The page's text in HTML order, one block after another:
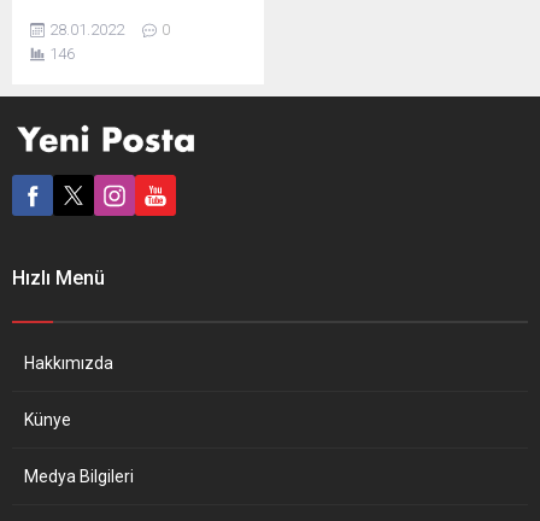
Dünya Savaşı’nda kurduğu
en büyük toplama kampı
Naziler tarafından
Almanya Meclisinde
(Bundestag) düzenlenen
anma yapıldı. Federal
mevcut olan antisemitizme
“Antisemitizm aramızda....
28.01.2022
0
146
Hızlı Menü
Hakkımızda
Künye
Medya Bilgileri